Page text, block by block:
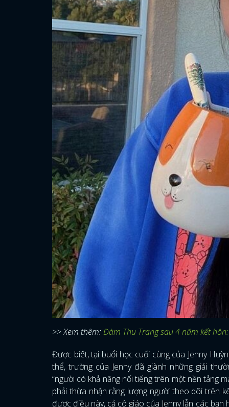
>> Xem thêm:Đàm Thu Trang sau 4 năm kết
Được biết, tại buổi học cuối cùng của Jenny
thể, trường của Jenny đã giành những giải
“người có khả năng nổi tiếng trên một nền tảng
phải thừa nhận rằng lượng người theo dõi trên
được điều này, cả cô giáo của Jenny lẫn các